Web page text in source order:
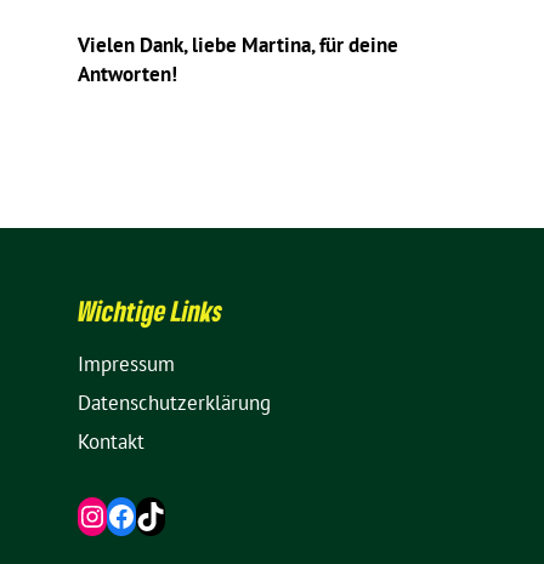
Vielen Dank, liebe Martina, für deine
Antworten!
Wich­tige Links
Impressum
Daten­schutz­er­klä­rung
Kontakt
Instagram
Facebook
TikTok